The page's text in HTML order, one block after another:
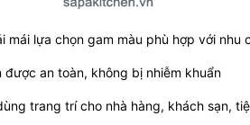
lựa chọn gam màu phù hợp với nhu
an toàn, không bị nhiễm khuẩn
trang trí cho nhà hàng, khách sạn,